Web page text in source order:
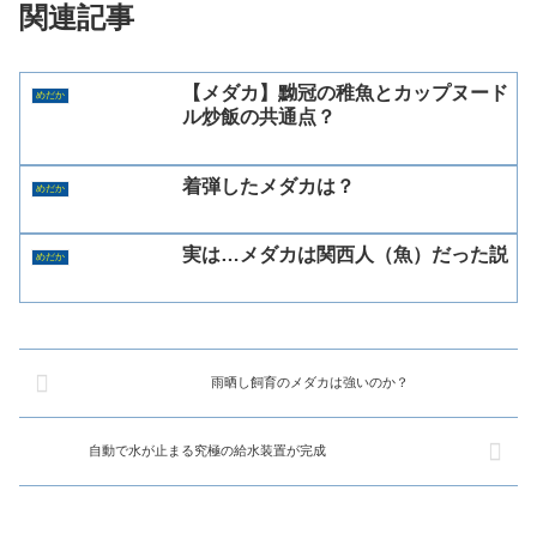
関連記事
めだか
【メダカ】黝冠の稚魚とカップヌード
ル炒飯の共通点？
めだか 着弾したメダカは？
めだか 実は…メダカは関西人（魚）だった説
雨晒し飼育のメダカは強いのか？
自動で水が止まる究極の給水装置が完成